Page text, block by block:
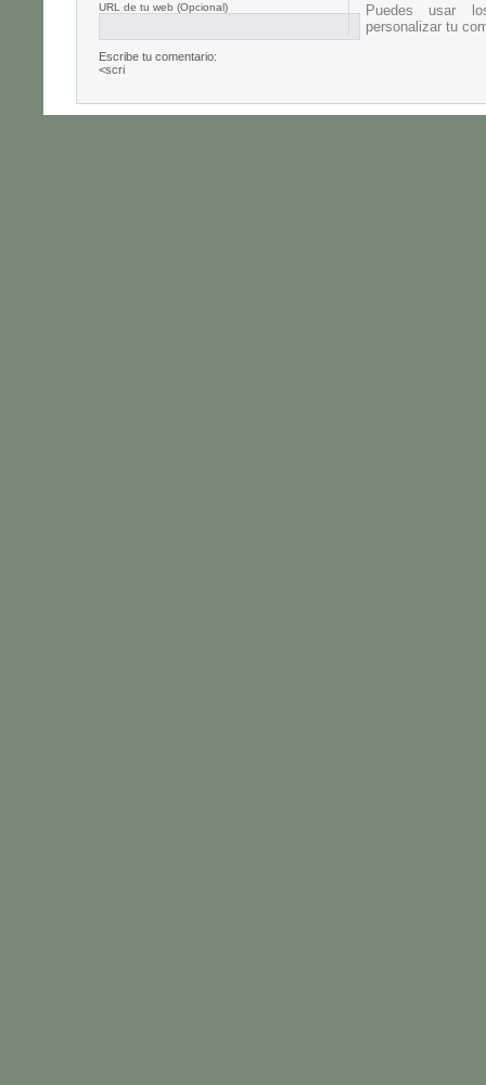
URL de tu web (Opcional)
Puedes usar
personalizar tu
Escribe tu comentario:
<scri